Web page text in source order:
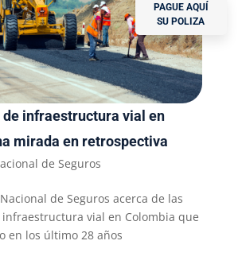
de infraestructura vial en
mirada en retrospectiva
de Seguros
de Seguros acerca de las
infraestructura vial en Colombia que
en los último 28 años
PAGUE AQUÍ
SU POLIZA